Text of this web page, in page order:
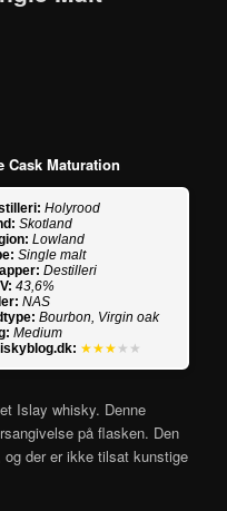
Cask Maturation
Holyrood
Skotland
Lowland
Single malt
Destilleri
43,6%
NAS
Bourbon, Virgin oak
Medium
★★★ ★★
Islay whisky. Denne
på flasken. Den
der er ikke tilsat kunstige